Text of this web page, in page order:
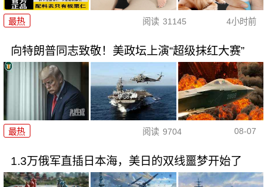
最热 阅读 31145 4小时前
向特朗普同志致敬！美政坛上演“超级抹红大赛”
最热 阅读 9704 08-07
1.3万俄军直插日本海，美日的双线噩梦开始了